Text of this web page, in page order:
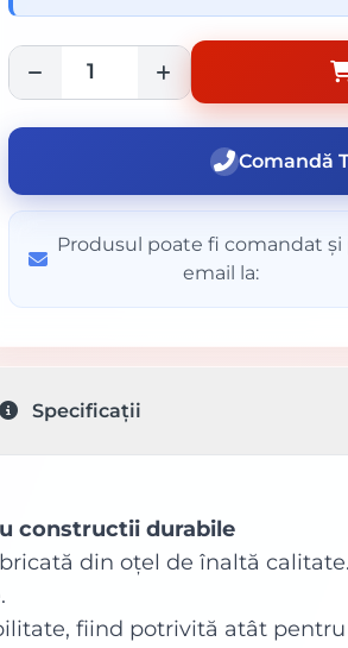
Comandă
Produsul poate fi comandat și
email la:
Specificații
constructii durabile
din oțel de înaltă
fiind potrivită atât